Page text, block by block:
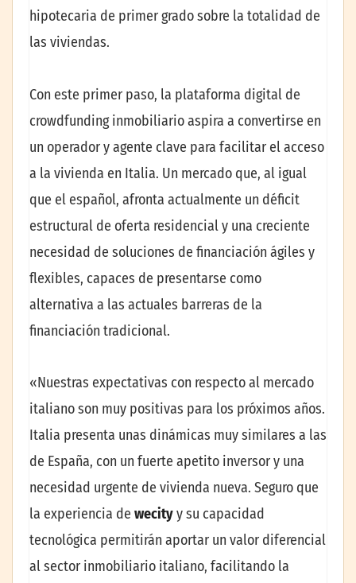
hipotecaria de primer grado sobre la totalidad de
las viviendas.
Con este primer paso, la plataforma digital de
crowdfunding inmobiliario aspira a convertirse en
un operador y agente clave para facilitar el acceso
a la vivienda en Italia. Un mercado que, al igual
que el español, afronta actualmente un déficit
estructural de oferta residencial y una creciente
necesidad de soluciones de financiación ágiles y
flexibles, capaces de presentarse como
alternativa a las actuales barreras de la
financiación tradicional.
«Nuestras expectativas con respecto al mercado
italiano son muy positivas para los próximos años.
Italia presenta unas dinámicas muy similares a las
de España, con un fuerte apetito inversor y una
necesidad urgente de vivienda nueva. Seguro que
la experiencia de wecityy su capacidad
tecnológica permitirán aportar un valor diferencial
al sector inmobiliario italiano, facilitando la